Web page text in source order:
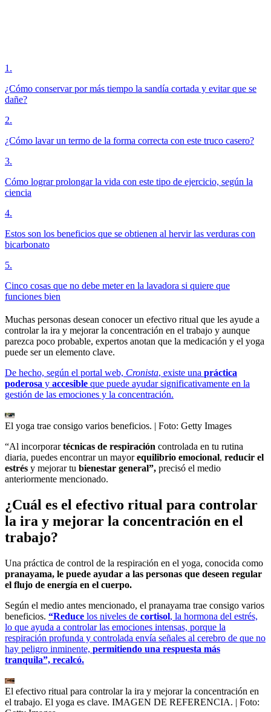
1 .
¿Cómo conservar por más tiempo la sandía cortada y evitar que se
dañe?
2.
¿Cómo lavar un termo de la forma correcta con este truco casero?
3.
Cómo lograr prolongar la vida con este tipo de ejercicio, según la
ciencia
4.
Estos son los beneficios que se obtienen al hervir las verduras con
bicarbonato
5.
Cinco cosas que no debe meter en la lavadora si quiere que
funciones bien
Muchas personas desean conocer un efectivo ritual que les ayude a
controlar la ira y mejorar la concentración en el trabajo y aunque
parezca poco probable, expertos anotan que la medicación y el yoga
puede ser un elemento clave.
De hecho, según el portal web, Cronista, existe una práctica
poderosa y accesible que puede ayudar significativamente en la
gestión de las emociones y la concentración.
El yoga trae consigo varios beneficios. | Foto: Getty Images
“Al incorporartécnicas de respiración controlada en tu rutina
diaria, puedes encontrar un mayorequilibrio emocional, reducir el
estrés y mejorar tu bienestar general”, precisó el medio
anteriormente mencionado.
¿Cuál es el efectivo ritual para controlar
la ira y mejorar la concentración en el
trabajo?
Una práctica de control de la respiración en el yoga, conocida como
pranayama, le puede ayudar a las personas que deseen regular
el flujo de energía en el cuerpo.
Según el medio antes mencionado, el pranayama trae consigo varios
beneficios. “Reduce los niveles de cortisol, la hormona del estrés,
lo que ayuda a controlar las emociones intensas, porque la
respiración profunda y controlada envía señales al cerebro de que no
hay peligro inminente, permitiendo una respuesta más
tranquila”, recalcó.
El efectivo ritual para controlar la ira y mejorar la concentración en
el trabajo. El yoga es clave. IMAGEN DE REFERENCIA. | Foto: